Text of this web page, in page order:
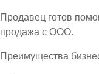
Продавец готов
продажа с ООО.
Преимущества